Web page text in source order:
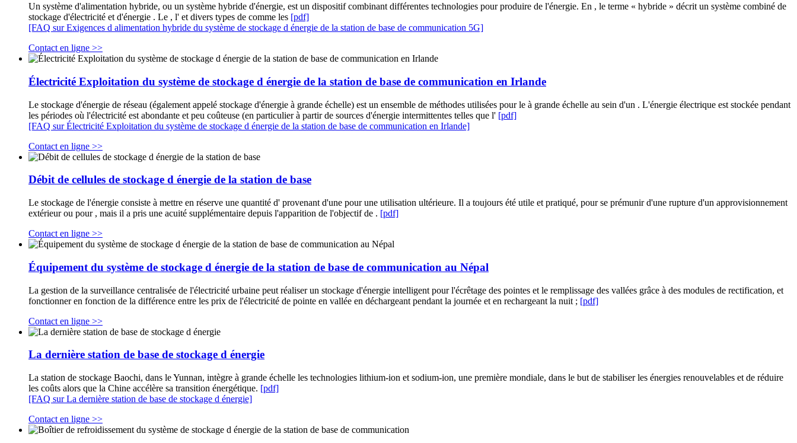
Un système d'alimentation hybride, ou un système hybride d'énergie, est un dispositif combinant différentes technologies pour produire de l'énergie. En , le terme « hybride » décrit un système combiné de
stockage d'électricité et d'énergie . Le , l' et divers types de comme les [pdf]
[FAQ sur Exigences d alimentation hybride du système de stockage d énergie de la station de base de communication 5G]
Contact en ligne >>
Électricité Exploitation du système de stockage d énergie de la station de base de communication en Irlande
Le stockage d'énergie de réseau (également appelé stockage d'énergie à grande échelle) est un ensemble de méthodes utilisées pour le à grande échelle au sein d'un . L'énergie électrique est stockée pendant
les périodes où l'électricité est abondante et peu coûteuse (en particulier à partir de sources d'énergie intermittentes telles que l' [pdf]
[FAQ sur Électricité Exploitation du système de stockage d énergie de la station de base de communication en Irlande]
Contact en ligne >>
Débit de cellules de stockage d énergie de la station de base
Le stockage de l'énergie consiste à mettre en réserve une quantité d' provenant d'une pour une utilisation ultérieure. Il a toujours été utile et pratiqué, pour se prémunir d'une rupture d'un approvisionnement
extérieur ou pour , mais il a pris une acuité supplémentaire depuis l'apparition de l'objectif de . [pdf]
Contact en ligne >>
Équipement du système de stockage d énergie de la station de base de communication au Népal
La gestion de la surveillance centralisée de l'électricité urbaine peut réaliser un stockage d'énergie intelligent pour l'écrêtage des pointes et le remplissage des vallées grâce à des modules de rectification, et
fonctionner en fonction de la différence entre les prix de l'électricité de pointe en vallée en déchargeant pendant la journée et en rechargeant la nuit ; [pdf]
Contact en ligne >>
La dernière station de base de stockage d énergie
La station de stockage Baochi, dans le Yunnan, intègre à grande échelle les technologies lithium-ion et sodium-ion, une première mondiale, dans le but de stabiliser les énergies renouvelables et de réduire
les coûts alors que la Chine accélère sa transition énergétique. [pdf]
[FAQ sur La dernière station de base de stockage d énergie]
Contact en ligne >>